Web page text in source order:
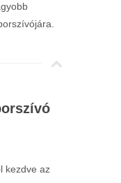
kezdve az